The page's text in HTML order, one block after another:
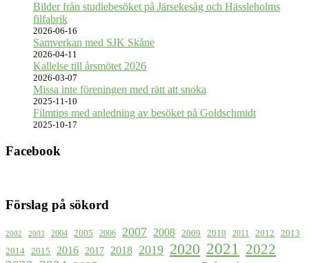
Bilder från studiebesöket på Järsekesåg och Hässleholms
filfabrik
2026-06-16
Samverkan med SJK Skåne
2026-04-11
Kallelse till årsmötet 2026
2026-03-07
Missa inte föreningen med rätt att snoka
2025-11-10
Filmtips med anledning av besöket på Goldschmidt
2025-10-17
Facebook
Förslag på sökord
2002 2003 2004 2005 2006 2007 2008 2009 2010 2011 2012
2013
2014
2015 2016 2017 2018 2019 2020 2021 2022